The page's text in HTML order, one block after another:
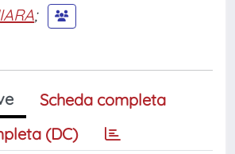
;
Scheda completa
(DC)